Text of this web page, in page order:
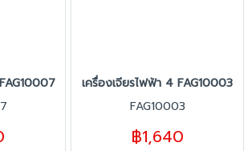
เครื่องเจียรไฟฟ้า 4 FAG10003
FAG10003
฿1,640